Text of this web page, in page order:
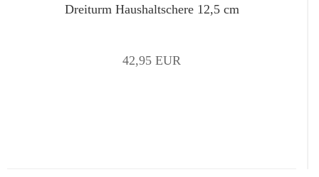
Dreiturm Haushaltschere 12,5 cm
42,95 EUR